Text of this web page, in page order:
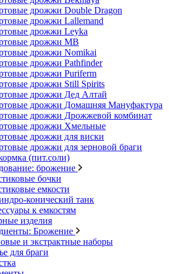
дрожжи Double Dragon
дрожжи Lallemand
дрожжи Leyka
дрожжи MB
дрожжи Nomikai
дрожжи Pathfinder
дрожжи Puriferm
дрожжи Still Spirits
дрожжи Дед Алтай
дрожжи Домашняя Мануфактура
дрожжи Дрожжевой комбинат
дрожжи Хмельные
дрожжи для виски
дрожжи для зерновой браги
(пит.соли)
брожение
бочки
емкости
конический танк
к емкостям
изделия
Брожение
и экстрактные наборы
для браги